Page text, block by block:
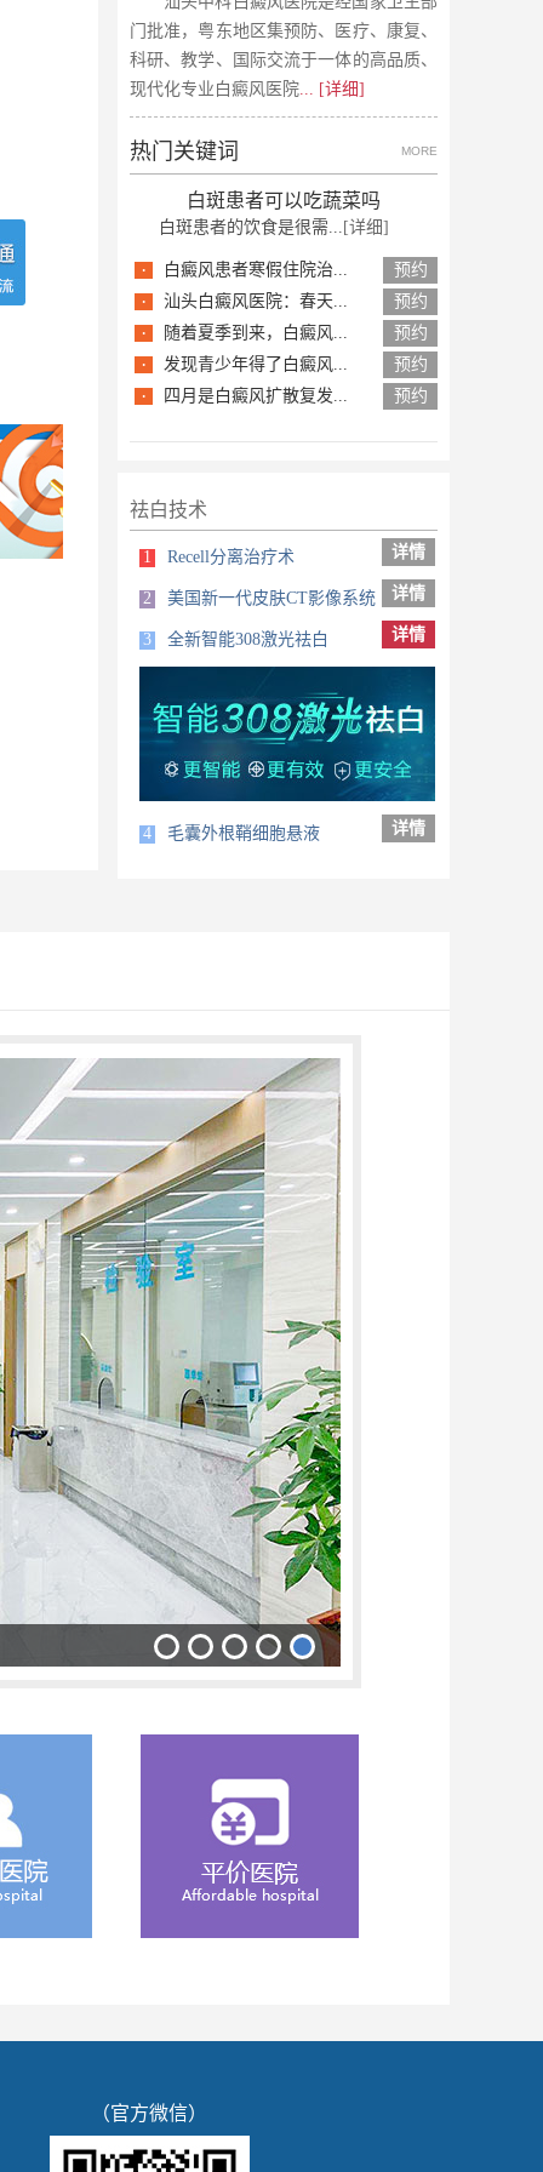
门批准，粤东地区集预防、医疗、康复、
科研、教学、国际交流于一体的高品质、
现代化专业白癜风医院... [详细]
热门关键词 MORE
白斑患者可以吃蔬菜吗
白斑患者的饮食是很需... [详细]
· 白癜风患者寒假住院治... 预约
· 汕头白癜风医院：春天... 预约
· 随着夏季到来，白癜风... 预约
· 发现青少年得了白癜风... 预约
· 四月是白癜风扩散复发... 预约
祛白技术
1 Recell分离治疗术 详情
2 美国新一代皮肤CT影像系统 详情
3 全新智能308激光祛白 详情
（官方微信）